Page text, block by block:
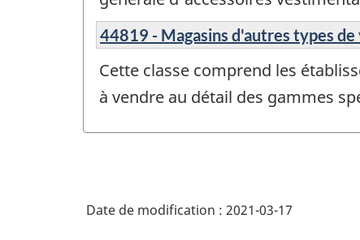
44819 - Magasins d'autres types
Cette classe comprend les
à vendre au détail des gammes
Date de modification : 2021-03-17